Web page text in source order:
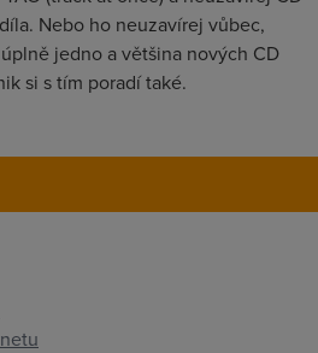
Nebo ho neuzavírej vůbec,
jedno a většina nových CD
si s tím poradí také.